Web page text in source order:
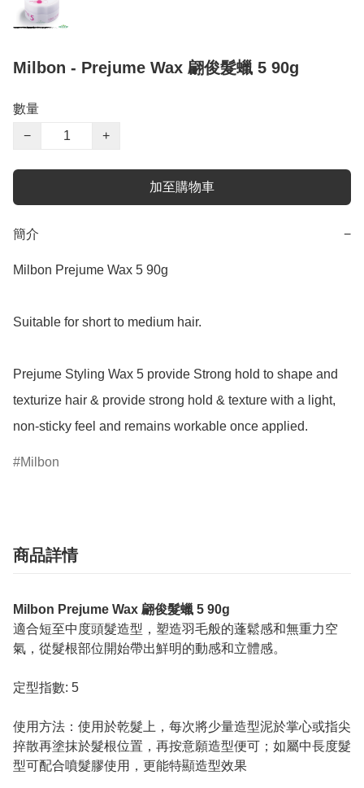
Milbon - Prejume Wax 翩俊髮蠟 5 90g
數量
−
+
加至購物車
簡介 −
Milbon Prejume Wax 5 90g
Suitable for short to medium hair.
Prejume Styling Wax 5 provide Strong hold to shape and
texturize hair & provide strong hold & texture with a light,
non-sticky feel and remains workable once applied.
Milbon
商品詳情
Milbon Prejume Wax 翩俊髮蠟 5 90g
適合短至中度頭髮造型，塑造羽毛般的蓬鬆感和無重力空
氣，從髮根部位開始帶出鮮明的動感和立體感。
定型指數: 5
使用方法：使用於乾髮上，每次將少量造型泥於掌心或指尖
捽散再塗抹於髮根位置，再按意願造型便可；如屬中長度髮
型可配合噴髮膠使用，更能特顯造型效果